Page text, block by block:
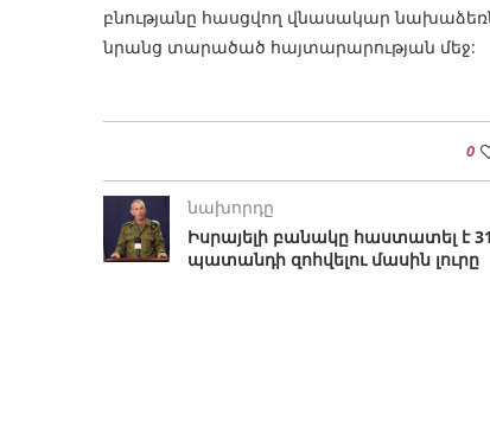
բնությանը հասցվող վնասակար
նրանց տարածած հայտարարության մեջ:
0
նախորդը
Իսրայելի բանակը հաստատել է 31
պատանդի զոհվելու մասին լուրը